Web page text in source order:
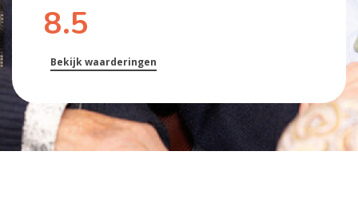
8.5
Bekijk waarderingen